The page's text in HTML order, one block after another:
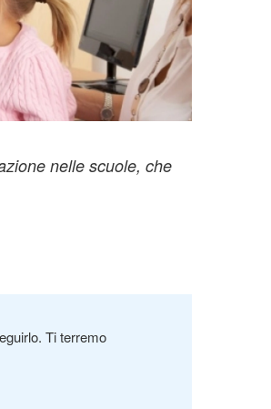
nelle scuole, che
Ti terremo